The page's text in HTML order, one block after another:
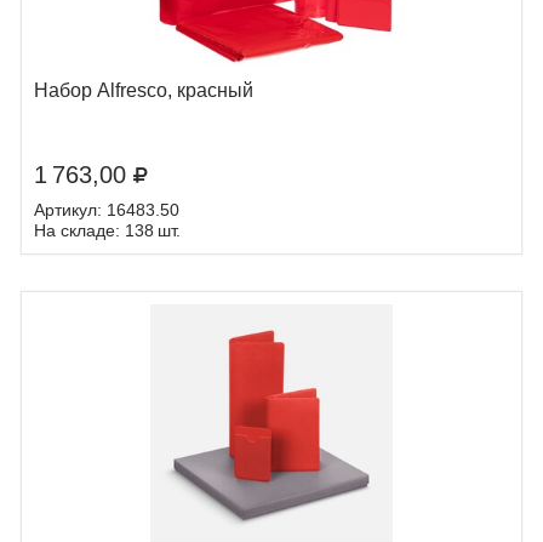
Набор Alfresco, красный
1 763,00
Артикул: 16483.50
На складе: 138 шт.